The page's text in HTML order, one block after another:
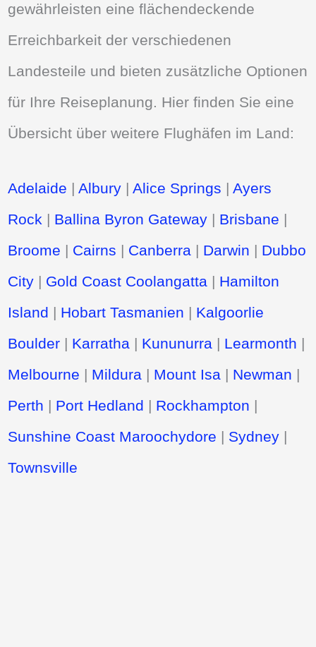
gewährleisten eine flächendeckende
Erreichbarkeit der verschiedenen
Landesteile und bieten zusätzliche Optionen
für Ihre Reiseplanung. Hier finden Sie eine
Übersicht über weitere Flughäfen im Land:
Adelaide |Albury |Alice Springs |Ayers
Rock | Ballina Byron Gateway | Brisbane |
Broome | Cairns | Canberra | Darwin | Dubbo
City | Gold Coast Coolangatta | Hamilton
Island | Hobart Tasmanien | Kalgoorlie
Boulder | Karratha | Kununurra | Learmonth |
Melbourne | Mildura | Mount Isa | Newman |
Perth | Port Hedland | Rockhampton |
Sunshine Coast Maroochydore | Sydney |
Townsville